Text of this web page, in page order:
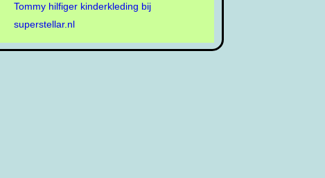
Tommy hilfiger kinderkleding bij
superstellar.nl